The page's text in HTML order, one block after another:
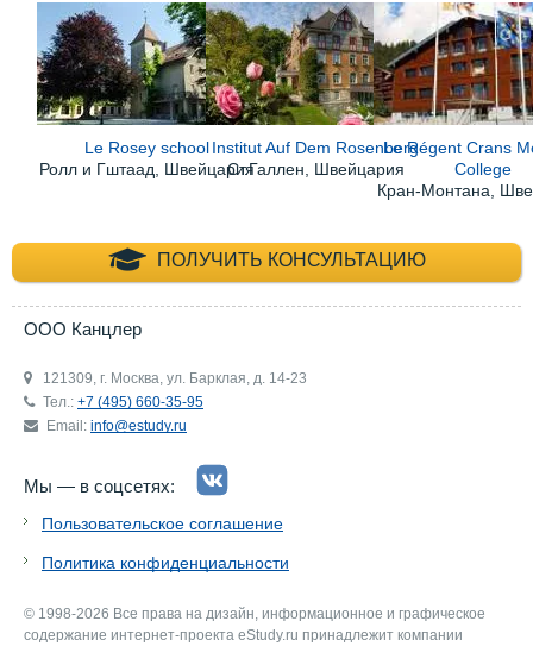
Le Rosey school
Ролл и Гштаад, Швейцария
Institut Auf Dem Rosenberg
Ст.Галлен, Швейцария
Le Régent Crans
College
Кран-Монтана,
ПОЛУЧИТЬ КОНСУЛЬТАЦИЮ
+7 (495) 660-35-
ООО Канцлер
121309, г. Москва, ул. Барклая, д. 14-23
Тел.: +7 (495) 660-35-95
Email: info@estudy.ru
Мы — в соцсетях:
Пользовательское соглашение
Политика конфиденциальности
© 1998-2026 Все права на дизайн, информационное и графическое
содержание интернет-проекта eStudy.ru принадлежит компании